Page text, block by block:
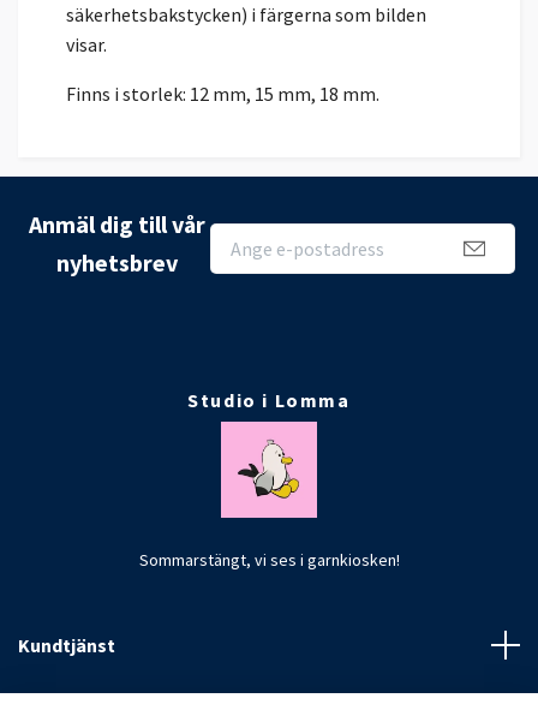
säkerhetsbakstycken) i färgerna som bilden
visar.
Finns i storlek: 12 mm, 15 mm, 18 mm.
Anmäl dig till vår
nyhetsbrev
Studio i Lomma
Sommarstängt, vi ses i garnkiosken!
Kundtjänst